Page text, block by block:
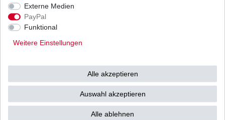
Shindengen u.v.w.
(Vertrieb durch
Tourmax / SUN)
in höchster japanischen
Externe Medien
PayPal
Funktional
Weitere Einstellungen
Alle akzeptieren
Auswahl akzeptieren
Alle ablehnen